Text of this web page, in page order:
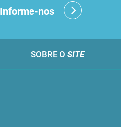
Informe-nos
SOBRE O SITE